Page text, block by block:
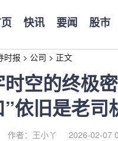
快讯 要闻 股市
时报 > 公司 > 正文
空的终极
依旧是老司
作者：王小丫 2026-02-07